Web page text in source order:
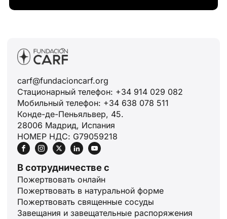
carf@fundacioncarf.org
Стационарный телефон: +34 914 029 082
Мобильный телефон: +34 638 078 511
Конде-де-Пеньяльвер, 45.
28006 Мадрид, Испания
НОМЕР НДС: G79059218
В сотрудничестве с
Пожертвовать онлайн
Пожертвовать в натуральной форме
Пожертвовать священные сосуды
Завещания и завещательные распоряжения